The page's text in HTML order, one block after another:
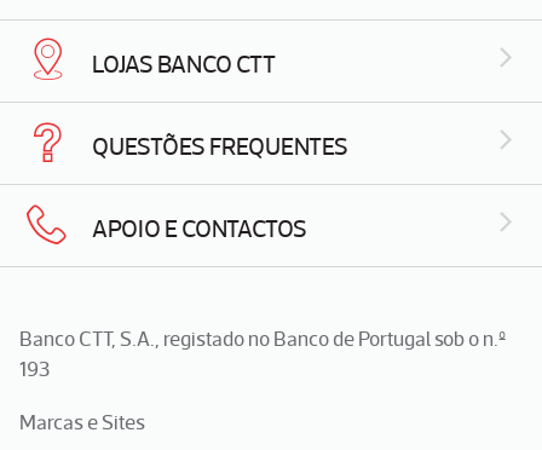
LOJAS BANCO CTT
QUESTÕES FREQUENTES
APOIO E CONTACTOS
Banco CTT, S.A., registado no Banco de Portugal sob o n.º
193
Marcas e Sites